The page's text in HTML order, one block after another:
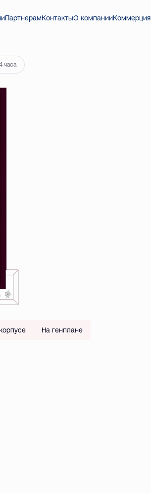
ПартнерамКонтактыО компанииКоммерция
часа
На генплане